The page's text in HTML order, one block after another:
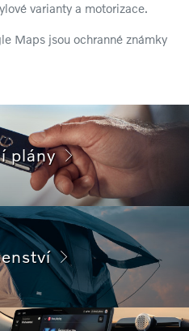
varianty a motorizace.
Maps jsou ochranné známky
plány